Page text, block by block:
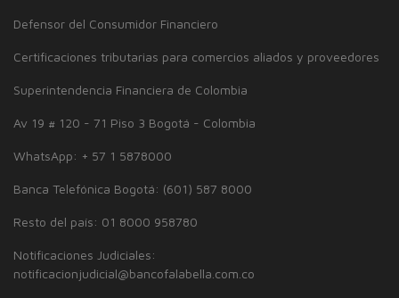
Defensor del Consumidor Financiero
Certificaciones tributarias para comercios aliados y proveedores
Superintendencia Financiera de Colombia
Av 19 # 120 - 71 Piso 3 Bogotá - Colombia
WhatsApp: + 57 1 5878000
Banca Telefónica Bogotá: (601) 587 8000
Resto del país: 01 8000 958780
Notificaciones Judiciales:
notificacionjudicial@bancofalabella.com.co